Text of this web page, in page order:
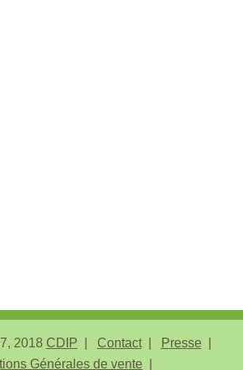
2018 CDIP Contact
Presse
Générales de vente